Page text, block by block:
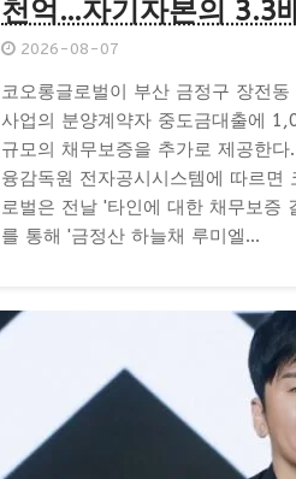
천억…자기자본의 3.3
2026-08-07
코오롱글로벌이 부산 금정구 장전동
사업의 분양계약자 중도금대출에
규모의 채무보증을 추가로 제공한다
융감독원 전자공시시스템에 따르면
로벌은 전날 '타인에 대한 채무보증
를 통해 '금정산 하늘채 루미엘...